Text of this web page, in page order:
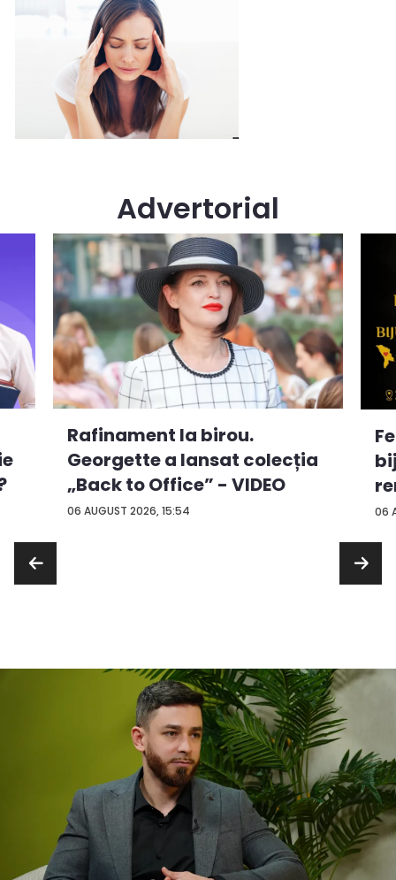
Advertorial
06 AUGUST 2026, 15:54
Rafinament la birou.
Georgette a lansat colecția
„Back to Office” - VIDEO
06
...